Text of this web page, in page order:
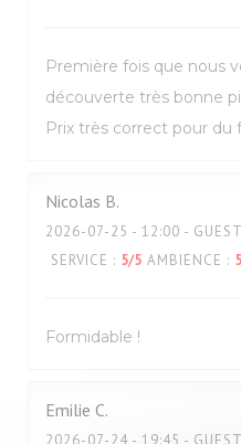
Première fois que nous
découverte très bonne
Prix très correct pour
Nicolas B
2026-07-25 - 12:00 -
SERVICE : 5/5 AMBIENCE : 5
Formidable !
Emilie C
2026-07-24 - 19:45 -